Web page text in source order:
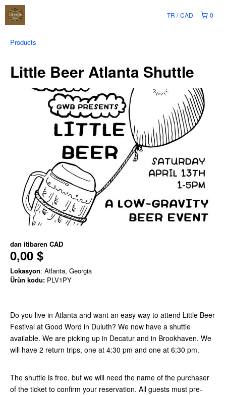
0
TR CAD
Products
Little Beer Atlanta Shuttle
dan itibaren CAD
0,00 $
Lokasyon: Atlanta, Georgia
Ürün kodu: PLV1PY
Do you live in Atlanta and want an easy way to attend Little Beer
Festival at Good Word in Duluth? We now have a shuttle
available. We are picking up in Decatur and in Brookhaven. We
will have 2 return trips, one at 4:30 pm and one at 6:30 pm.
The shuttle is free, but we will need the name of the purchaser
of the ticket to confirm your reservation. All guests must pre-